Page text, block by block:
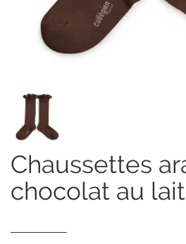
chaussettes arabelle -
chocolat au lait